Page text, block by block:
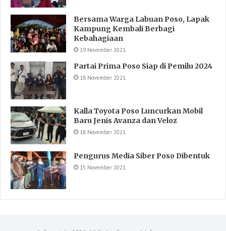
Bersama Warga Labuan Poso, Lapak
Kampung Kembali Berbagi
Kebahagiaan
19 November 2021
Partai Prima Poso Siap di Pemilu 2024
18 November 2021
Kalla Toyota Poso Luncurkan Mobil
Baru Jenis Avanza dan Veloz
18 November 2021
Pengurus Media Siber Poso Dibentuk
15 November 2021